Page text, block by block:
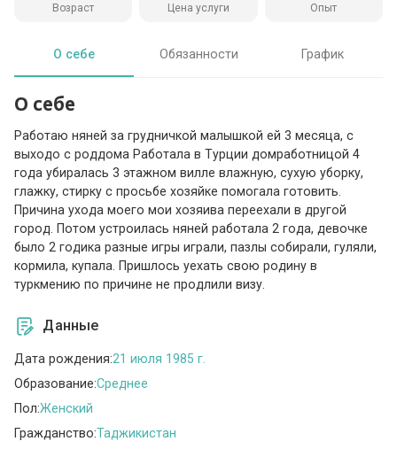
Возраст Цена услуги Опыт
О себе Обязанности График
О себе
Работаю няней за грудничкой малышкой ей 3 месяца, с
выходо с роддома Работала в Турции домработницой 4
года убиралась 3 этажном вилле влажную, сухую уборку,
глажку, стирку с просьбе хозяйке помогала готовить.
Причина ухода моего мои хозяива переехали в другой
город. Потом устроилась няней работала 2 года, девочке
было 2 годика разные игры играли, пазлы собирали, гуляли,
кормила, купала. Пришлось уехать свою родину в
туркмению по причине не продлили визу.
Данные
Дата рождения:21 июля 1985 г.
Образование:Среднее
Пол:Женский
Гражданство:Таджикистан